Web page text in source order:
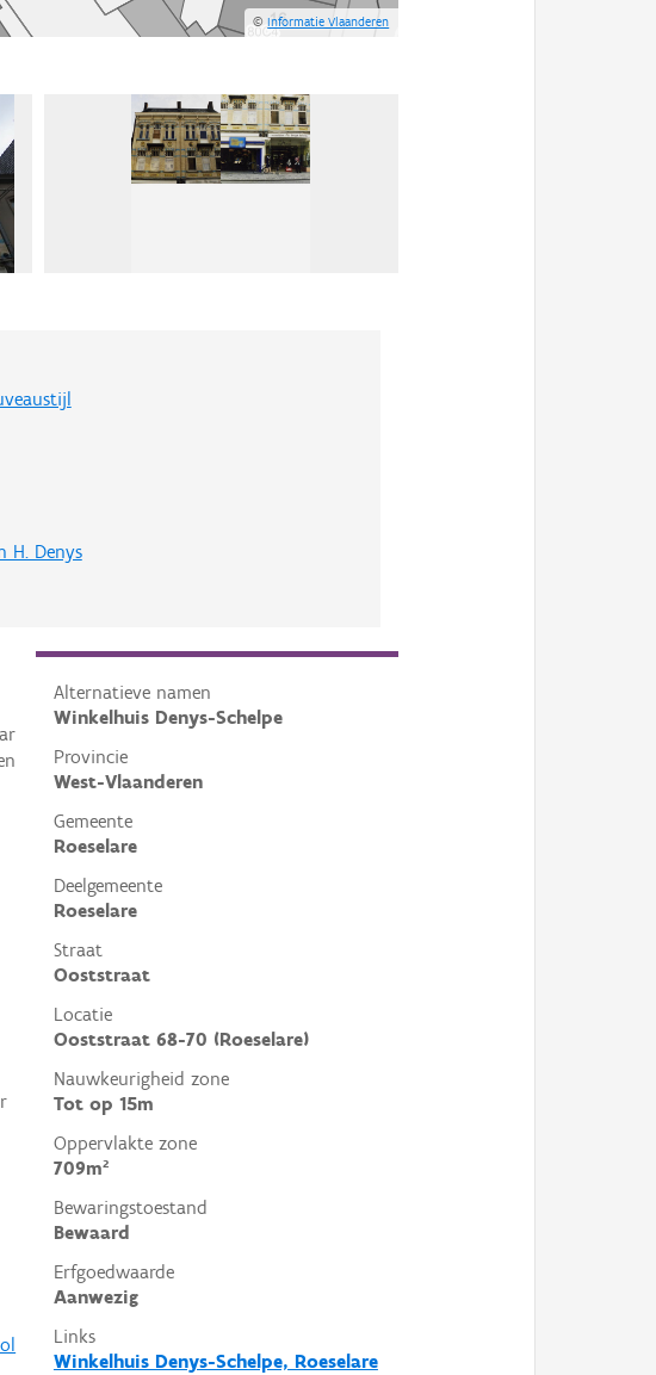
©Informatie Vlaanderen
H. Denys
Alternatieve namen
Winkelhuis Denys-Schelpe
Provincie
West-Vlaanderen
Gemeente
Roeselare
Deelgemeente
Roeselare
Straat
Ooststraat
Locatie
Ooststraat 68-70 (Roeselare)
Nauwkeurigheid zone
Tot op 15m
Oppervlakte zone
709m²
Bewaringstoestand
Bewaard
Erfgoedwaarde
Aanwezig
Links
Winkelhuis Denys-Schelpe, Roeselare